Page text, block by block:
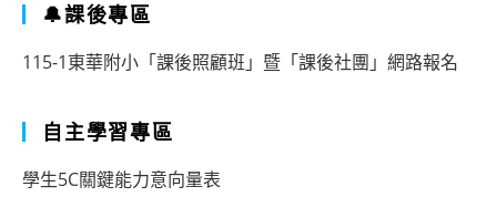
🔔課後專區
115-1東華附小「課後照顧班」暨「課後社團」網路報名
自主學習專區
學生5C關鍵能力意向量表